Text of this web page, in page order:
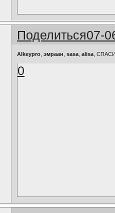
Поделиться07-
Alkeypro ,эмраан ,sasa ,alisa ,
0